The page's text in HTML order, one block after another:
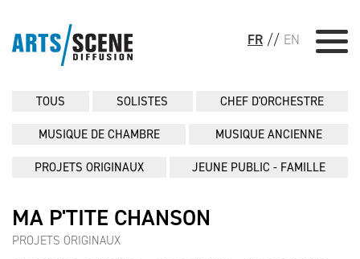
FR // EN
TOUS SOLISTES CHEF D'ORCHESTRE
MUSIQUE DE CHAMBRE MUSIQUE ANCIENNE
PROJETS ORIGINAUX JEUNE PUBLIC - FAMILLE
MA P'TITE CHANSON
PROJETS ORIGINAUX